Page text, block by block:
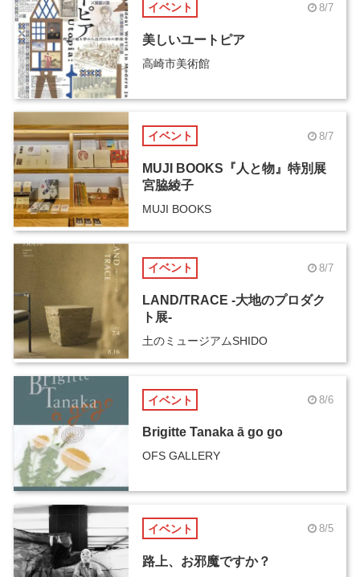
イベント 8/7
美しいユートピア
高崎市美術館
イベント 8/7
MUJI BOOKS『人と物』特別展
宮脇綾子
MUJI BOOKS
イベント 8/7
LAND/TRACE -大地のプロダク
ト展-
土のミュージアムSHIDO
イベント 8/6
Brigitte Tanaka ā go go
OFS GALLERY
イベント 8/5
路上、お邪魔ですか？